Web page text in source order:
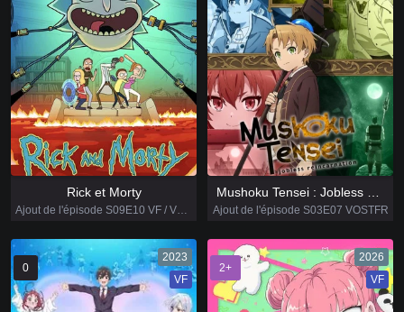
Rick et Morty
Ajout de l'épisode S09E10 VF / VOSTFR Ajout de l'épisode S03E07 VOSTFR
0
2023
VF
2+
2026
VF